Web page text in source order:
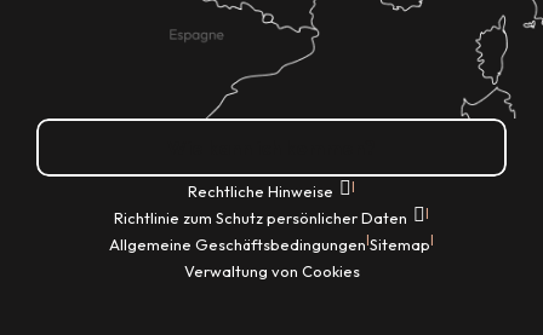
Rechtliche Hinweise |
Richtlinie zum Schutz persönlicher Daten |
Allgemeine Geschäftsbedingungen|Sitemap|
Verwaltung von Cookies